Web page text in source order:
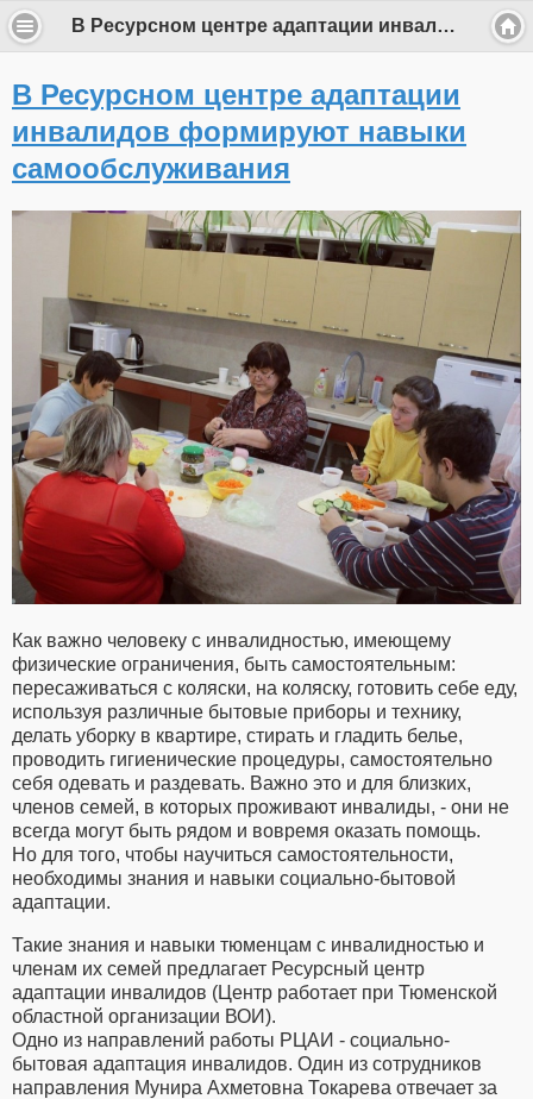
В Ресурсном центре адаптации инвалидов формируют навыки самообслуживания
В Ресурсном центре адаптации
инвалидов формируют навыки
самообслуживания
Как важно человеку с инвалидностью, имеющему
физические ограничения, быть самостоятельным:
пересаживаться с коляски, на коляску, готовить себе еду,
используя различные бытовые приборы и технику,
делать уборку в квартире, стирать и гладить белье,
проводить гигиенические процедуры, самостоятельно
себя одевать и раздевать. Важно это и для близких,
членов семей, в которых проживают инвалиды, - они не
всегда могут быть рядом и вовремя оказать помощь.
Но для того, чтобы научиться самостоятельности,
необходимы знания и навыки социально-бытовой
адаптации.
Такие знания и навыки тюменцам с инвалидностью и
членам их семей предлагает Ресурсный центр
адаптации инвалидов (Центр работает при Тюменской
областной организации ВОИ).
Одно из направлений работы РЦАИ - социально-
бытовая адаптация инвалидов. Один из сотрудников
направления Мунира Ахметовна Токарева отвечает за